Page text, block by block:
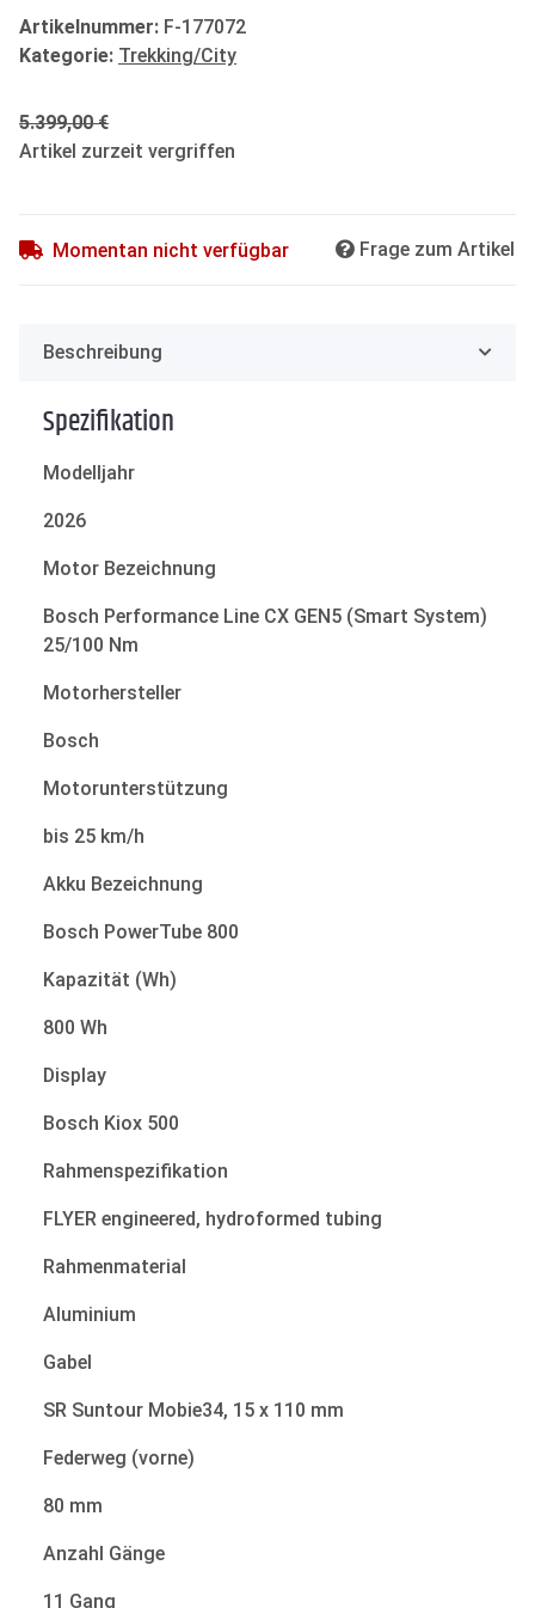
Artikelnummer: F-177072
Kategorie: Trekking/City
5.399,00 €
Artikel zurzeit vergriffen
Momentan nicht verfügbar Frage zum Artikel
Beschreibung
Spezifikation
Modelljahr
2026
Motor Bezeichnung
Bosch Performance Line CX GEN5 (Smart System)
25/100 Nm
Motorhersteller
Bosch
Motorunterstützung
bis 25 km/h
Akku Bezeichnung
Bosch PowerTube 800
Kapazität (Wh)
800 Wh
Display
Bosch Kiox 500
Rahmenspezifikation
FLYER engineered, hydroformed tubing
Rahmenmaterial
Aluminium
Gabel
SR Suntour Mobie34, 15 x 110 mm
Federweg (vorne)
80 mm
Anzahl Gänge
11 Gang